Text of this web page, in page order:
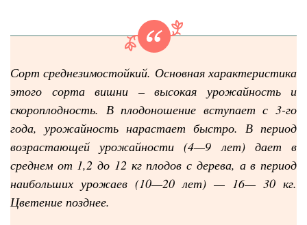
Сорт среднезимостойкий. Основная характеристика
этого сорта вишни – высокая урожайность и
скороплодность. В плодоношение вступает с 3-го
года, урожайность нарастает быстро. В период
возрастающей урожайности (4—9 лет) дает в
среднем от 1,2 до 12 кг плодов с дерева, а в период
наибольших урожаев (10—20 лет) — 16— 30 кг.
Цветение позднее.